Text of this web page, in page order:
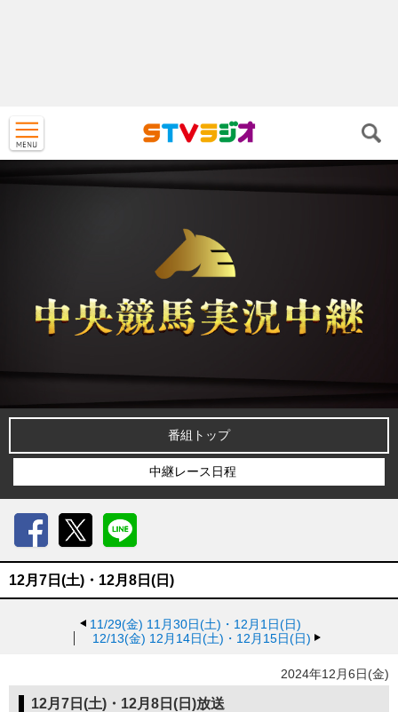
番組トップ
中継レース日程
12月7日(土)・12月8日(日)
11/29(金) 11月30日(土)・12月1日(日)
12/13(金) 12月14日(土)・12月15日(日)
2024年12月6日(金)
12月7日(土)・12月8日(日)放送